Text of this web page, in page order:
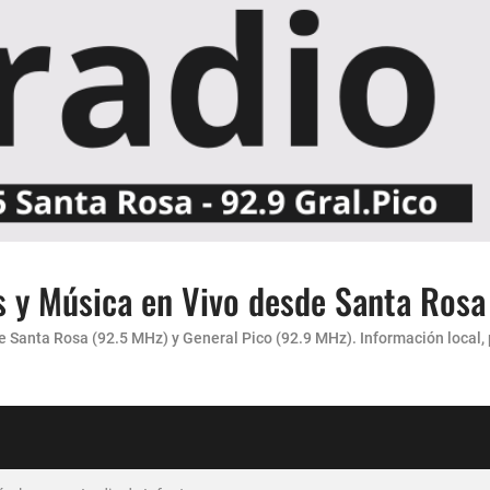
Música en Vivo desde Santa Rosa
Rosa (92.5 MHz) y General Pico (92.9 MHz). Información